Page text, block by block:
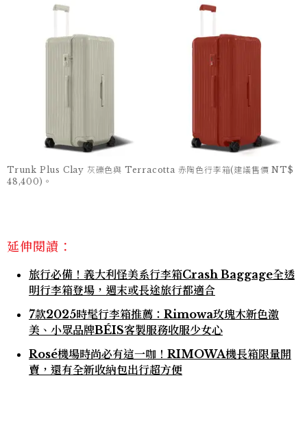
Trunk Plus Clay 灰礫色與 Terracotta 赤陶色行李箱(建議售價 NT$
48,400)。
延伸閱讀：
旅行必備！義大利怪美系行李箱Crash Baggage全透
明行李箱登場，週末或長途旅行都適合
7款2025時髦行李箱推薦：Rimowa玫瑰木新色激
美、小眾品牌BÉIS客製服務收服少女心
Rosé機場時尚必有這一咖！RIMOWA機長箱限量開
賣，還有全新收納包出行超方便